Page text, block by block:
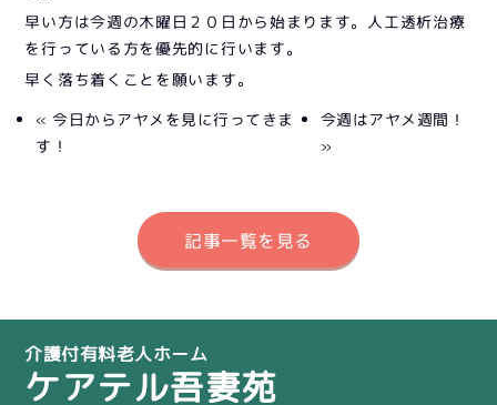
早い方は今週の木曜日２０日から始まります。人工透析治療
を行っている方を優先的に行います。
早く落ち着くことを願います。
« 今日からアヤメを見に行ってきま
す！
今週はアヤメ週間！
»
記事一覧を見る
介護付有料老人ホーム
ケアテル吾妻苑